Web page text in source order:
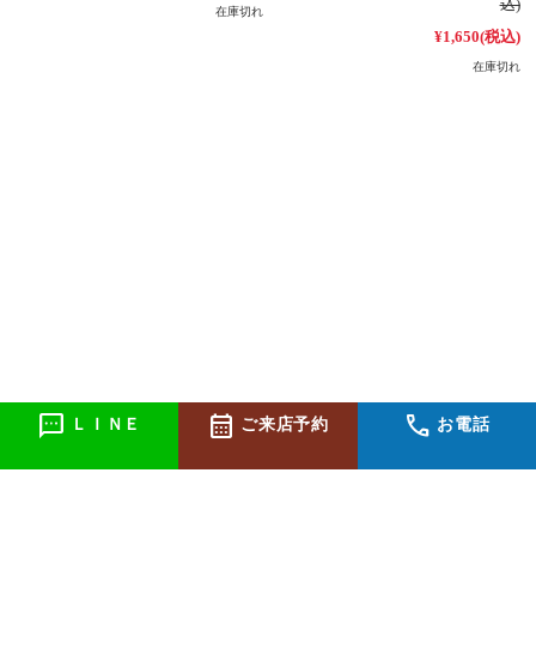
sms ＬＩＮＥ calendar_month ご来店予約 call お電話
在庫切れ
込)
¥1,650(税込)
在庫切れ